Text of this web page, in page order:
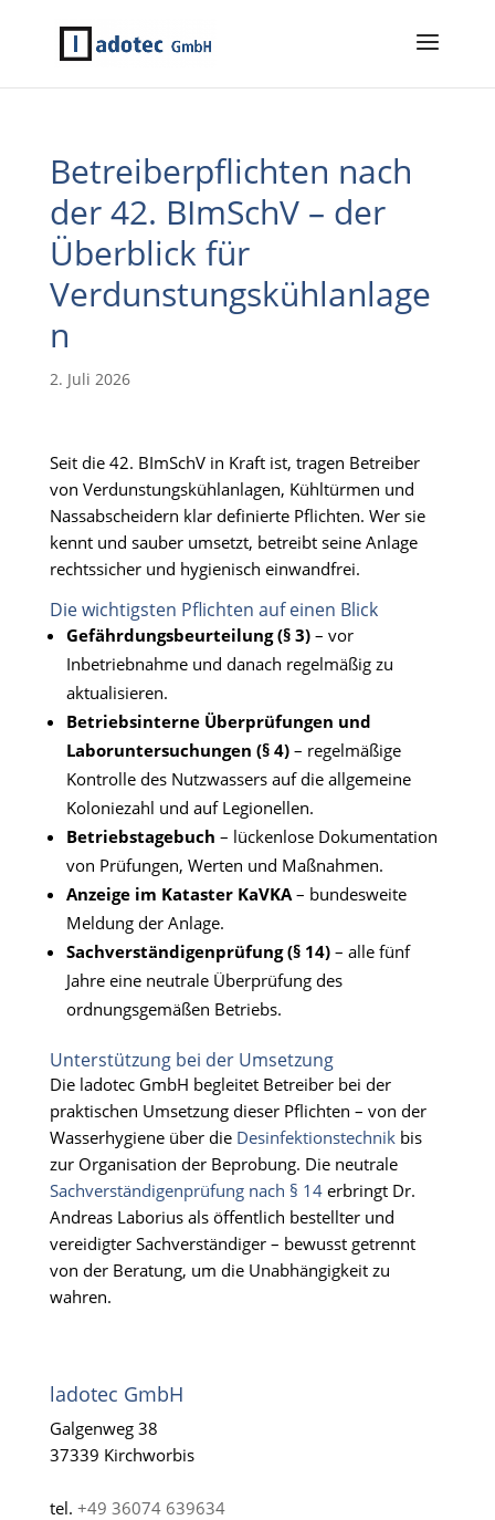
Betreiberpflichten nach
der 42. BImSchV – der
Überblick für
Verdunstungskühlanlage
n
2. Juli 2026
Seit die 42. BImSchV in Kraft ist, tragen Betreiber
von Verdunstungskühlanlagen, Kühltürmen und
Nassabscheidern klar definierte Pflichten. Wer sie
kennt und sauber umsetzt, betreibt seine Anlage
rechtssicher und hygienisch einwandfrei.
Die wichtigsten Pflichten auf einen Blick
Gefährdungsbeurteilung (§ 3)– vor
Inbetriebnahme und danach regelmäßig zu
aktualisieren.
Betriebsinterne Überprüfungen und
Laboruntersuchungen (§ 4)– regelmäßige
Kontrolle des Nutzwassers auf die allgemeine
Koloniezahl und auf Legionellen.
Betriebstagebuch – lückenlose Dokumentation
von Prüfungen, Werten und Maßnahmen.
Anzeige im Kataster KaVKA– bundesweite
Meldung der Anlage.
Sachverständigenprüfung (§ 14)– alle fünf
Jahre eine neutrale Überprüfung des
ordnungsgemäßen Betriebs.
Unterstützung bei der Umsetzung
Die ladotec GmbH begleitet Betreiber bei der
praktischen Umsetzung dieser Pflichten – von der
Wasserhygiene über die Desinfektionstechnikbis
zur Organisation der Beprobung. Die neutrale
Sachverständigenprüfung nach § 14erbringt Dr.
Andreas Laborius als öffentlich bestellter und
vereidigter Sachverständiger – bewusst getrennt
von der Beratung, um die Unabhängigkeit zu
wahren.
ladotec GmbH
Galgenweg 38
37339 Kirchworbis
tel. +49 36074 639634